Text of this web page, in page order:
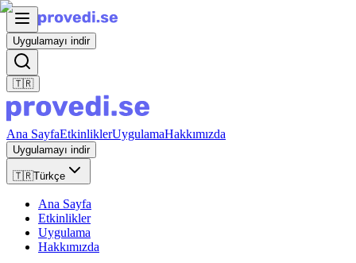
Uygulamayı indir
🇹🇷
Ana SayfaEtkinliklerUygulamaHakkımızda
Uygulamayı indir
🇹🇷Türkçe
Ana Sayfa
Etkinlikler
Uygulama
Hakkımızda